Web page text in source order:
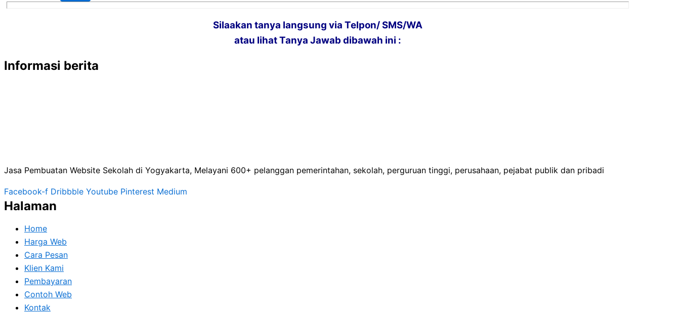
Silaakan tanya langsung via Telpon/ SMS/WA
atau lihat Tanya Jawab dibawah ini :
Informasi berita
Jasa Pembuatan Website Sekolah di Yogyakarta, Melayani 600+ pelanggan pemerintahan, sekolah, perguruan tinggi, perusahaan, pejabat publik dan pribadi
Facebook-f Dribbble Youtube Pinterest Medium
Halaman
Home
Harga Web
Cara Pesan
Klien Kami
Pembayaran
Contoh Web
Kontak